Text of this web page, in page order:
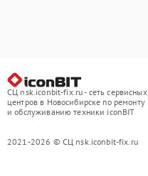
СЦ nsk.iconbit-fix.ru - сеть сервисных
центров в Новосибирске по ремонту
и обслуживанию техники iconBIT
2021-2026 © СЦ nsk.iconbit-fix.ru